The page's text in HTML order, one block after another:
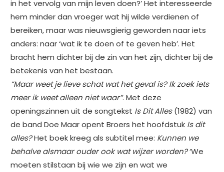
in het vervolg van mijn leven doen?’ Het interesseerde
hem minder dan vroeger wat hij wilde verdienen of
bereiken, maar was nieuwsgierig geworden naar iets
anders: naar ‘wat ik te doen of te geven heb’. Het
bracht hem dichter bij de zin van het zijn, dichter bij de
betekenis van het bestaan.
“Maar weet je lieve schat wat het geval is? Ik zoek iets
meer ik weet alleen niet waar”. Met deze
openingszinnen uit de songtekst Is Dit Alles(1982) van
de band Doe Maar opent Broers het hoofdstuk Is dit
alles?Het boek kreeg als subtitel mee: Kunnen we
behalve alsmaar ouder ook wat wijzer worden?‘We
moeten stilstaan bij wie we zijn en wat we